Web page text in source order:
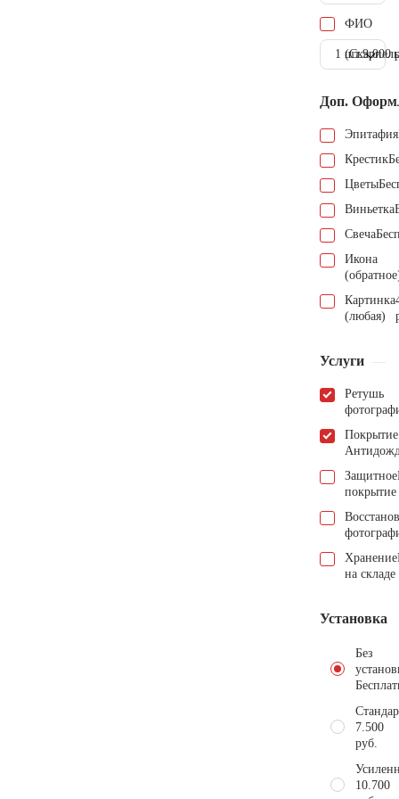
ФИО
1 шт.9.000
Доп.
Эпитафия
Крестик
Цветы
Виньетка
Свеча
Икона
Картинка
(любая)
Услуги
Ретушь
Покрытие
Защитное
покрытие
Хранение
на складе
Установка
Без
7.500
руб.
10.700